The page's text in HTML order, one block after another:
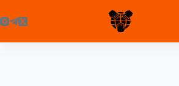
Inhalt
springen